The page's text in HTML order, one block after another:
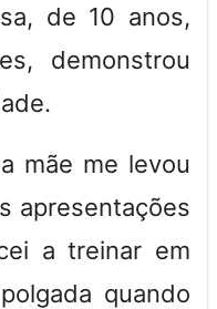
de 10 anos,
demonstrou
mãe me levou
apresentações
a treinar em
quando